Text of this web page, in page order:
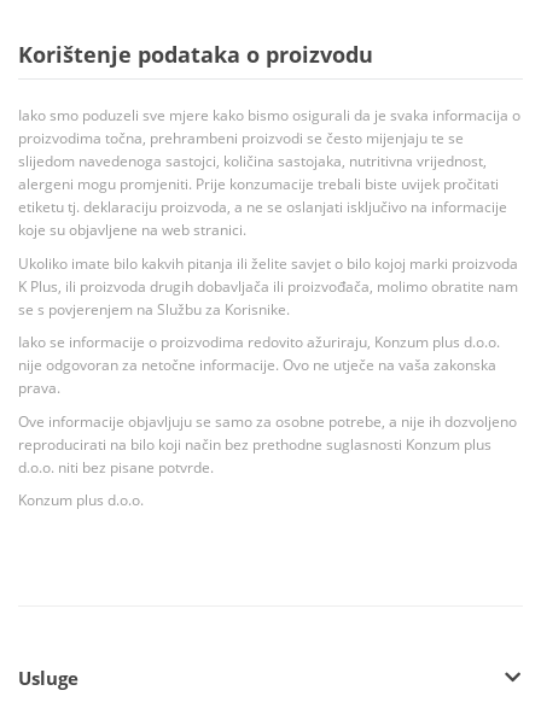
Korištenje podataka o proizvodu
Iako smo poduzeli sve mjere kako bismo osigurali da je svaka informacija o
proizvodima točna, prehrambeni proizvodi se često mijenjaju te se
slijedom navedenoga sastojci, količina sastojaka, nutritivna vrijednost,
alergeni mogu promjeniti. Prije konzumacije trebali biste uvijek pročitati
etiketu tj. deklaraciju proizvoda, a ne se oslanjati isključivo na informacije
koje su objavljene na web stranici.
Ukoliko imate bilo kakvih pitanja ili želite savjet o bilo kojoj marki proizvoda
K Plus, ili proizvoda drugih dobavljača ili proizvođača, molimo obratite nam
se s povjerenjem na Službu za Korisnike.
Iako se informacije o proizvodima redovito ažuriraju, Konzum plus d.o.o.
nije odgovoran za netočne informacije. Ovo ne utječe na vaša zakonska
prava.
Ove informacije objavljuju se samo za osobne potrebe, a nije ih dozvoljeno
reproducirati na bilo koji način bez prethodne suglasnosti Konzum plus
d.o.o. niti bez pisane potvrde.
Konzum plus d.o.o.
Usluge